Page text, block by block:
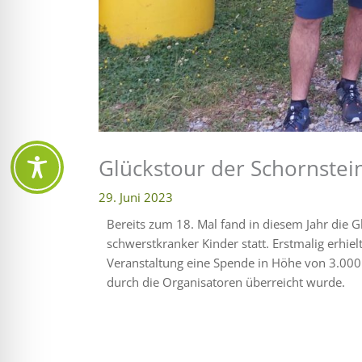
Glückstour der
29. Juni 2023
Bereits zum 18. Mal fand in diesem Jahr die
schwerstkranker Kinder statt. Erstmalig
Veranstaltung eine Spende in Höhe von
durch die Organisatoren überreicht wurde.